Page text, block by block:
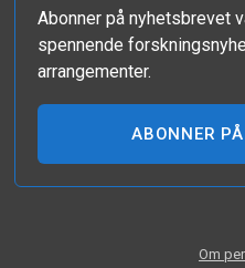
Abonner på nyhetsbrevet
spennende
arrangementer.
ABONNER
Om